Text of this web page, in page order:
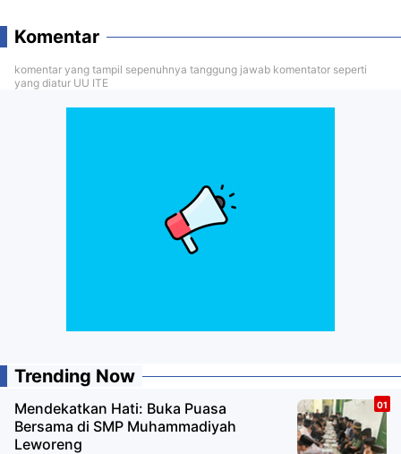
Komentar
komentar yang tampil sepenuhnya tanggung jawab komentator seperti
yang diatur UU ITE
Trending Now
Mendekatkan Hati: Buka Puasa
Bersama di SMP Muhammadiyah
Leworeng